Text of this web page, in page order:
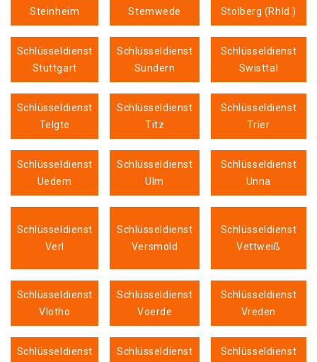
Steinheim
Stemwede
Stolberg (Rhld.)
Schlüsseldienst
Stuttgart
Schlüsseldienst
Sundern
Schlüsseldienst
Swisttal
Schlüsseldienst
Telgte
Schlüsseldienst
Titz
Schlüsseldienst
Trier
Schlüsseldienst
Uedem
Schlüsseldienst
Ulm
Schlüsseldienst
Unna
Schlüsseldienst
Verl
Schlüsseldienst
Versmold
Schlüsseldienst
Vettweiß
Schlüsseldienst
Vlotho
Schlüsseldienst
Voerde
Schlüsseldienst
Vreden
Schlüsseldienst
Schlüsseldienst
Schlüsseldienst